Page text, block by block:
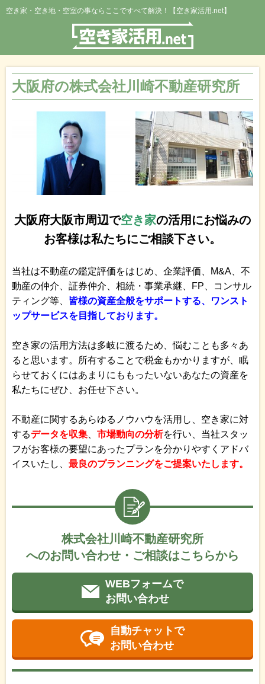
空き家・空き地・空室の事ならここですべて解決！【空き家活用.net】
大阪府の株式会社川崎不動産研究所
大阪府大阪市周辺で空き家の活用にお悩みの
お客様は私たちにご相談下さい。
当社は不動産の鑑定評価をはじめ、企業評価、M&A、不
動産の仲介、証券仲介、相続・事業承継、FP、コンサル
ティング等、 皆様の資産全般をサポートする、ワンスト
ップサービスを目指しております。
空き家の活用方法は多岐に渡るため、悩むことも多々あ
ると思います。所有することで税金もかかりますが、眠
らせておくにはあまりにももったいないあなたの資産を
私たちにぜひ、お任せ下さい。
不動産に関するあらゆるノウハウを活用し、空き家に対
するデータを収集 市場動向の分析を行い、当社スタッ
フがお客様の要望にあったプランを分かりやすくアドバ
イスいたし、 最良のプランニングをご提案いたします。
株式会社川崎不動産研究所
へのお問い合わせ・ご相談はこちらから
WEBフォームで
お問い合わせ
自動チャットで
お問い合わせ